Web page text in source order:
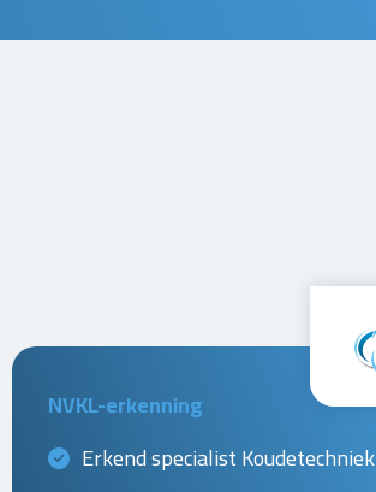
NVKL-erkenning
Erkend specialist Koudetechniek